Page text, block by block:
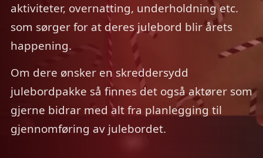
aktiviteter, overnatting, underholdning etc.
som sørger for at deres julebord blir årets
happening.
Om dere ønsker en skreddersydd
julebordpakke så finnes det også aktører som
gjerne bidrar med alt fra planlegging til
gjennomføring av julebordet.